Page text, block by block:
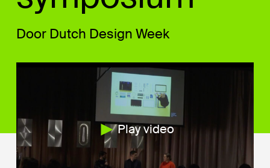
Door Dutch Design Week
Play video